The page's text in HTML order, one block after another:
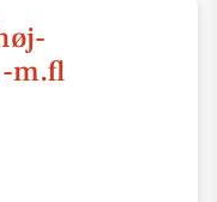
-m.fl